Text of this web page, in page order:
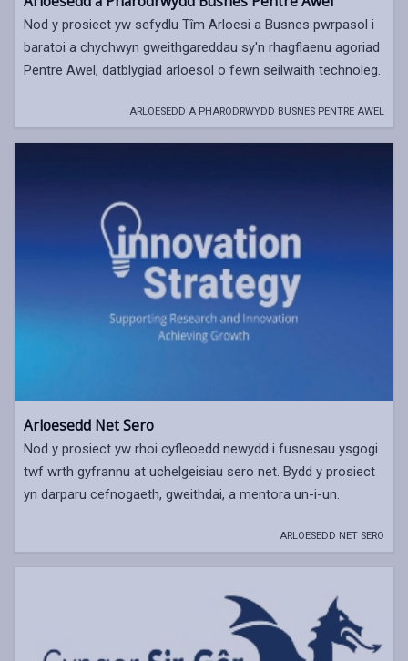
Nod y prosiect yw sefydlu Tîm Arloesi a Busnes pwrpasol i
baratoi a chychwyn gweithgareddau sy'n rhagflaenu agoriad
Pentre Awel, datblygiad arloesol o fewn seilwaith technoleg.
ARLOESEDD A PHARODRWYDD BUSNES PENTRE AWEL
Arloesedd Net Sero
Nod y prosiect yw rhoi cyfleoedd newydd i fusnesau ysgogi
twf wrth gyfrannu at uchelgeisiau sero net. Bydd y prosiect
yn darparu cefnogaeth, gweithdai, a mentora un-i-un.
ARLOESEDD NET SERO